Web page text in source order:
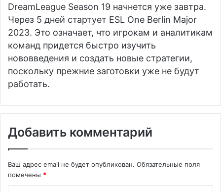
DreamLeague Season 19 начнется уже завтра.
Через 5 дней стартует ESL One Berlin Major
2023. Это означает, что игрокам и аналитикам
команд придется быстро изучить
нововведения и создать новые стратегии,
поскольку прежние заготовки уже не будут
работать.
Добавить комментарий
Ваш адрес email не будет опубликован. Обязательные поля
помечены *